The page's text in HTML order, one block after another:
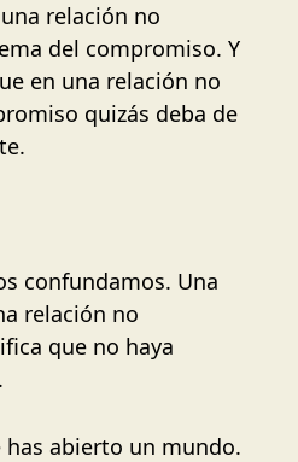
relación no
del compromiso. Y
en una relación no
quizás deba de
confundamos. Una
relación no
que no haya
has abierto un mundo.